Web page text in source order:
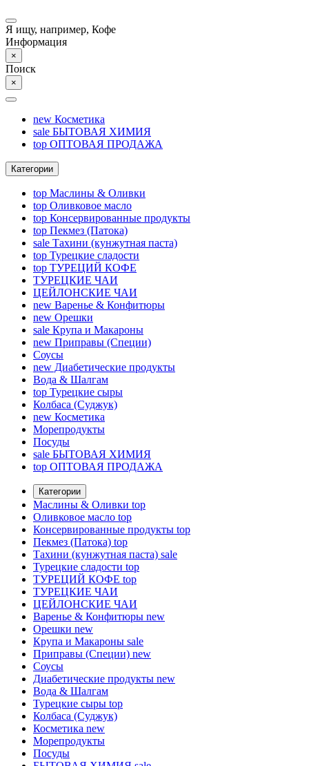
Я ищу, например, Кофе
Информация
×
Поиск
×
new Косметика
sale БЫТОВАЯ ХИМИЯ
top ОПТОВАЯ ПРОДАЖА
Категории
top Маслины & Оливки
top Оливковое масло
top Консервированные продукты
top Пекмез (Патока)
sale Тахини (кунжутная паста)
top Турецкие сладости
top ТУРЕЦИЙ КОФЕ
ТУРЕЦКИЕ ЧАИ
ЦЕЙЛОНСКИЕ ЧАИ
new Варенье & Конфитюры
new Орешки
sale Крупа и Макароны
new Приправы (Специи)
Соусы
new Диабетические продукты
Вода & Шалгам
top Турецкие сыры
Колбаса (Суджук)
new Косметика
Морепродукты
Посуды
sale БЫТОВАЯ ХИМИЯ
top ОПТОВАЯ ПРОДАЖА
Категории
Маслины & Оливки top
Оливковое масло top
Консервированные продукты top
Пекмез (Патока) top
Тахини (кунжутная паста) sale
Турецкие сладости top
ТУРЕЦИЙ КОФЕ top
ТУРЕЦКИЕ ЧАИ
ЦЕЙЛОНСКИЕ ЧАИ
Варенье & Конфитюры new
Орешки new
Крупа и Макароны sale
Приправы (Специи) new
Соусы
Диабетические продукты new
Вода & Шалгам
Турецкие сыры top
Колбаса (Суджук)
Косметика new
Морепродукты
Посуды